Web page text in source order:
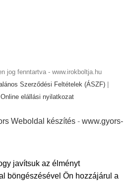
jog fenntartva - www.irokboltja.hu
Szerződési Feltételek (ÁSZF)
Online elállási nyilatkozat
Weboldal készítés - www.gyors-
javítsuk az élményt
böngészésével Ön hozzájárul a